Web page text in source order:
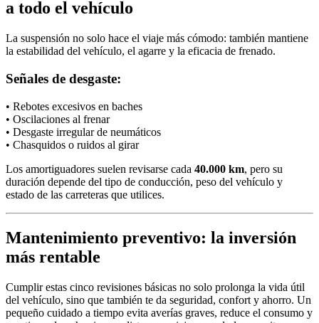
a todo el vehículo
La suspensión no solo hace el viaje más cómodo: también mantiene
la estabilidad del vehículo, el agarre y la eficacia de frenado.
Señales de desgaste:
• Rebotes excesivos en baches
• Oscilaciones al frenar
• Desgaste irregular de neumáticos
• Chasquidos o ruidos al girar
Los amortiguadores suelen revisarse cada 40.000 km, pero su
duración depende del tipo de conducción, peso del vehículo y
estado de las carreteras que utilices.
Mantenimiento preventivo: la inversión
más rentable
Cumplir estas cinco revisiones básicas no solo prolonga la vida útil
del vehículo, sino que también te da seguridad, confort y ahorro. Un
pequeño cuidado a tiempo evita averías graves, reduce el consumo y